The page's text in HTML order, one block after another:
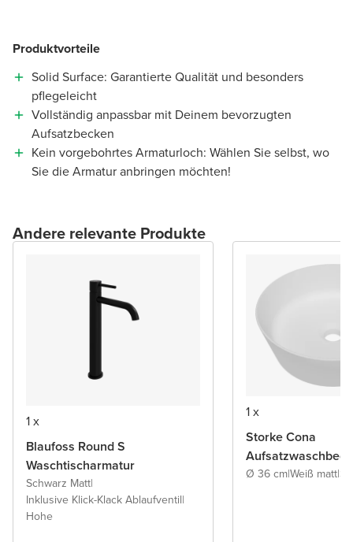
Produktvorteile
Solid Surface: Garantierte Qualität und besonders
pflegeleicht
Vollständig anpassbar mit Deinem bevorzugten
Aufsatzbecken
Kein vorgebohrtes Armaturloch: Wählen Sie selbst, wo
Sie die Armatur anbringen möchten!
Andere relevante Produkte
1 x
Blaufoss Round S
Waschtischarmatur
Schwarz Matt|
Inklusive Klick-Klack Ablaufventil|
Hohe
1 x
Storke Cona
Ø 36 cm|Weiß matt|